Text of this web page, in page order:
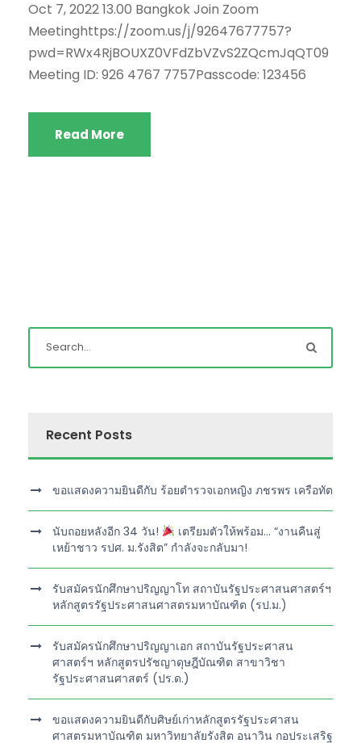
Oct 7, 2022 13.00 Bangkok Join Zoom
Meetinghttps://zoom.us/j/92647677757?
pwd=RWx4RjBOUXZ0VFdZbVZvS2ZQcmJqQT09
Meeting ID: 926 4767 7757Passcode: 123456
Read More
Recent Posts
ขอแสดงความยินดีกับ ร้อยตำรวจเอกหญิง ภชรพร เครือทัต
นับถอยหลังอีก 34 วัน!
เตรียมตัวให้พร้อม… “งานคืนสู่
เหย้าชาว รปศ. ม.รังสิต” กำลังจะกลับมา!
รับสมัครนักศึกษาปริญญาโท สถาบันรัฐประศาสนศาสตร์ฯ
หลักสูตรรัฐประศาสนศาสตรมหาบัณฑิต (รป.ม.)
รับสมัครนักศึกษาปริญญาเอก สถาบันรัฐประศาสน
ศาสตร์ฯ หลักสูตรปรัชญาดุษฎีบัณฑิต สาขาวิชา
รัฐประศาสนศาสตร์ (ปร.ด.)
ขอแสดงความยินดีกับศิษย์เก่าหลักสูตรรัฐประศาสน
ศาสตรมหาบัณฑิต มหาวิทยาลัยรังสิต อนาวิน กอประเสริฐ